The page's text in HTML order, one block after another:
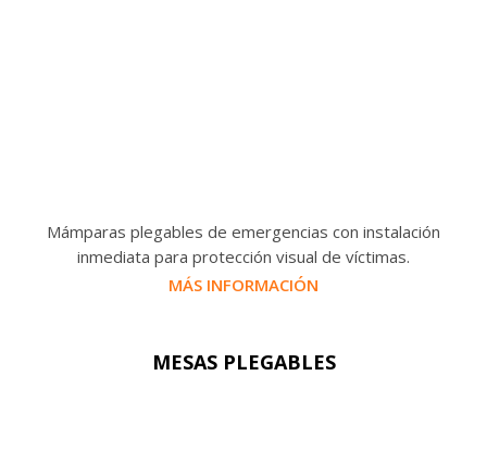
Mámparas plegables de emergencias con instalación
inmediata para protección visual de víctimas.
MÁS INFORMACIÓN
MESAS PLEGABLES